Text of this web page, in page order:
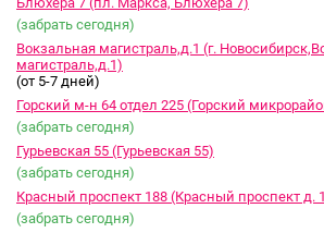
(забрать сегодня)
Вокзальная магистраль,д.1 (г.
магистраль,д.1)
(от 5-7 дней)
Горский м-н 64 отдел 225 (Горский
(забрать сегодня)
Гурьевская 55 (Гурьевская 55)
(забрать сегодня)
Красный проспект 188 (Красный проспект д.
(забрать сегодня)